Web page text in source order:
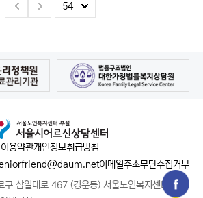
이용약관개인정보취급방침
이메일주소무단수집거부
삼일대로 467 (경운동) 서울노인복지센터 1층